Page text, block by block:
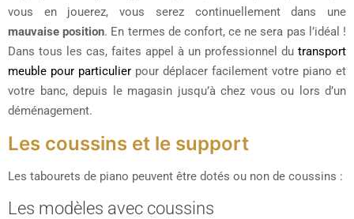
vous en jouerez, vous serez continuellement dans une
mauvaise position. En termes de confort, ce ne sera pas l’idéal !
Dans tous les cas, faites appel à un professionnel du transport
meuble pour particulier pour déplacer facilement votre piano et
votre banc, depuis le magasin jusqu’à chez vous ou lors d’un
déménagement.
Les coussins et le support
Les tabourets de piano peuvent être dotés ou non de coussins :
Les modèles avec coussins